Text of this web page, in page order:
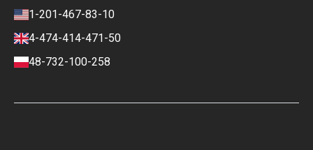
Кар'єра
Політика відгуків
Умови оплати та внесення
депозиту
1-201-467-83-10
4-474-414-471-50
48-732-100-258